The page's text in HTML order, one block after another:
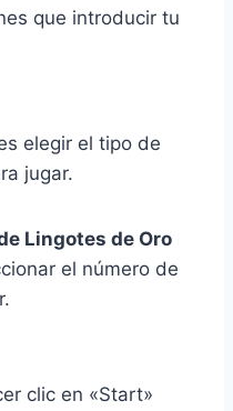
que introducir tu
elegir el tipo de
jugar.
Lingotes de Oro
el número de
clic en «Start»